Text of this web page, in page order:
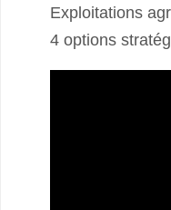
Exploitations
4 options